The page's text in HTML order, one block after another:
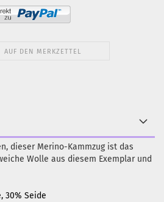
AUF DEN MERKZETTEL
dieser Merino-Kammzug ist das
Wolle aus diesem Exemplar und
30% Seide